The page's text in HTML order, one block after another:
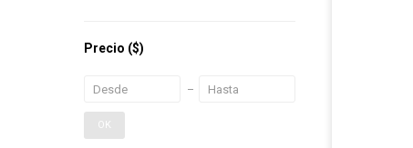
Precio ($)
OK